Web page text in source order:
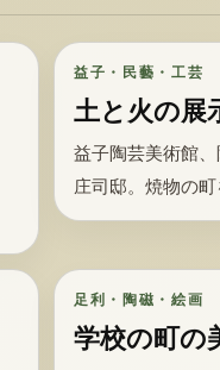
益子・民藝・工芸
土と火の展
益子陶芸美術館
庄司邸。焼物の町
足利・陶磁・絵画
学校の町の